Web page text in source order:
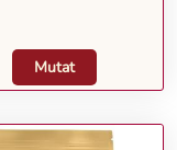
Mutat